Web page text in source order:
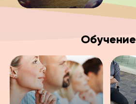
Обучение